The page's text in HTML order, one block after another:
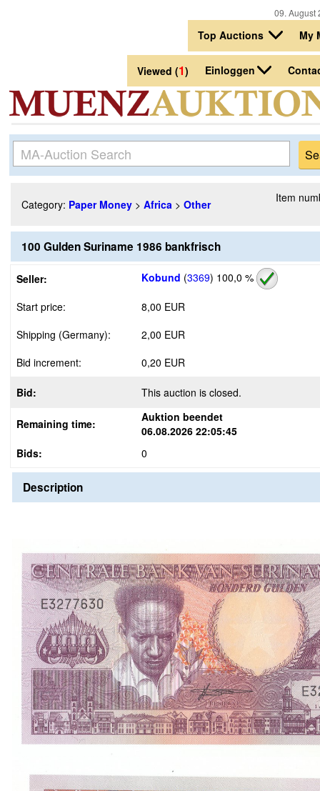
09.
Top Auctions My
Viewed (1) Einloggen
Category: Paper Money > Africa > Other Item
100 Gulden Suriname 1986 bankfrisch
Seller: Kobund (3369) 100,0 %
Start price:
8,00 EUR
Shipping (Germany):
2,00 EUR
Bid increment:
0,20 EUR
Bid: This auction is closed.
Remaining time:
Auktion beendet
06.08.2026 22:05:45
Bids:
0
Description